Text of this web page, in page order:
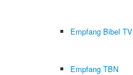
Empfang Bibel TV
Empfang TBN